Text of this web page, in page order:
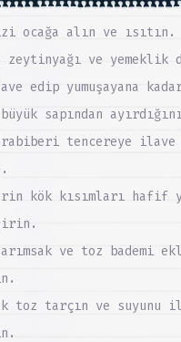
ocağa alın ve ısıtın.
ve yemeklik
edip yumuşayana
büyük sapından
tencereye ilave
kök kısımları hafif
ve toz bademi
toz tarçın ve suyunu